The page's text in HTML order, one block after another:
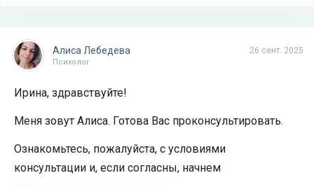
26 сент. 2025
Алиса Лебедева
Психолог
Ирина, здравствуйте!
Меня зовут Алиса. Готова Вас проконсультировать.
Ознакомьтесь, пожалуйста, с условиями
консультации и, если согласны, начнем